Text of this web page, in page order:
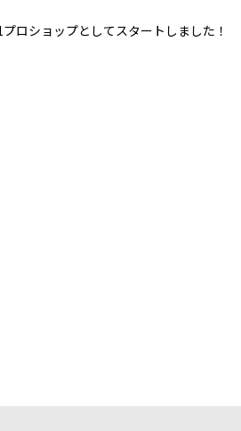
ロショップとしてスタートしました！